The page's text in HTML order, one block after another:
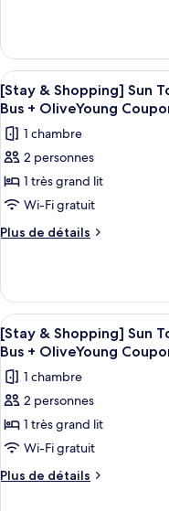
&
Shopping]
Sun
Tower
Sun
Suite
Double
Queen
Free
+
OliveYoung
Coupon
KRW
10,000
le
type
de
chambre
&
Shopping]
Tower
Sun
Double
Shuttle
Bus
+
OliveYoung
Coupon
KRW
10,000
Afficher
toutes
les
photos
pour
ce
type
de
&
Shopping]
Sun
Tower
Sun
Suite
King
+
Free
Shuttle
5
[Stay & Shopping] Sun
Bus + OliveYoung
1 chambre
2 personnes
1 très grand lit
Wi-Fi gratuit
Plus de détails
Plus
le
type
de
chambre
&
Shopping]
Tower
Sun
King
Afficher
toutes
les
photos
pour
ce
type
de
4
[Stay & Shopping] Sun
Bus + OliveYoung
1 chambre
2 personnes
1 très grand lit
Wi-Fi gratuit
Plus de détails
Plus